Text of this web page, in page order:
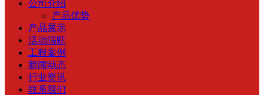
公司介绍
产品优势
产品展示
活动隔断
工程案例
新闻动态
行业资讯
联系我们